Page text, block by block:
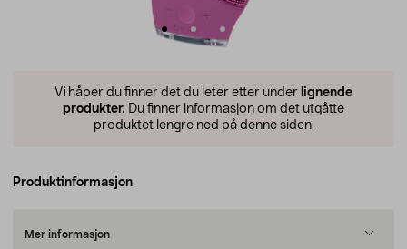
Vi håper du finner det du leter etter under lignende
produkter. Du finner informasjon om det utgåtte
produktet lengre ned på denne siden.
Produktinformasjon
Mer informasjon